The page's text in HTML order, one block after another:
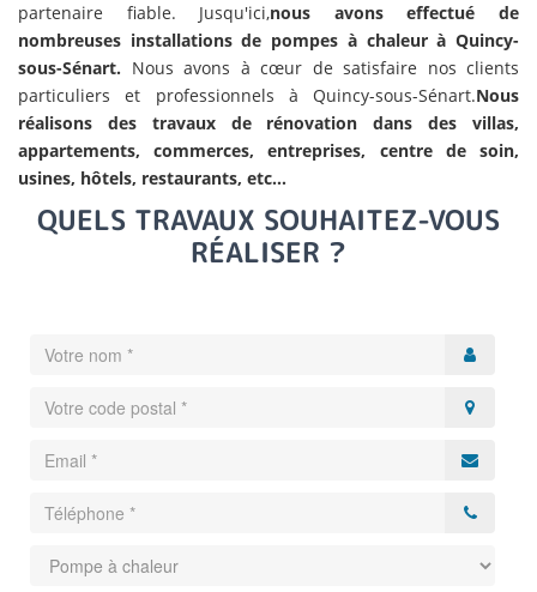
partenaire fiable. Jusqu'ici,nous avons effectué de
nombreuses installations de pompes à chaleur à Quincy-
sous-Sénart. Nous avons à cœur de satisfaire nos clients
particuliers et professionnels à Quincy-sous-Sénart.Nous
réalisons des travaux de rénovation dans des villas,
appartements, commerces, entreprises, centre de soin,
usines, hôtels, restaurants, etc…
QUELS TRAVAUX SOUHAITEZ-VOUS
RÉALISER ?